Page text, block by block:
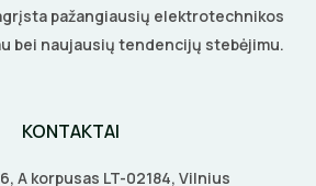
stotelėms
ĮRANKIAI
kilimėliai
kabeliai
apsauga nuo rasojimo
priedai
ŠILDYMAS
apsauga nuo užšalimo
NUO APLEDĖJIMO
lietvamzdžių ir stogų apsauga nuo
pažangiausių elektrotechnikos
bei naujausių tendencijų stebėjimu.
KONTAKTAI
A korpusas LT-02184, Vilnius